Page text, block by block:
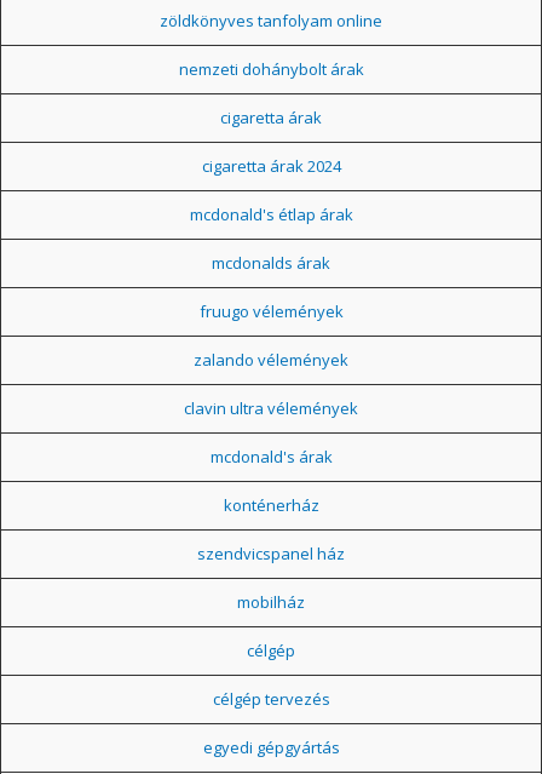
zöldkönyves tanfolyam online
nemzeti dohánybolt árak
cigaretta árak
cigaretta árak 2024
mcdonald's étlap árak
mcdonalds árak
fruugo vélemények
zalando vélemények
clavin ultra vélemények
mcdonald's árak
konténerház
szendvicspanel ház
mobilház
célgép
célgép tervezés
egyedi gépgyártás